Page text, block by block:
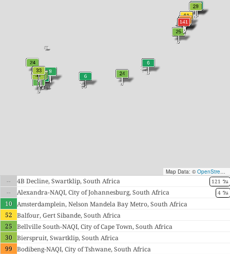
Map Data: © OpenStreetMap contributors
-- 121 วัน
4B Decline, Swartklip, South Africa
--
4 วัน
Alexandra-NAQI, City of Johannesburg, South Africa
10 Amsterdamplein, Nelson Mandela Bay Metro, South Africa
52 Balfour, Gert Sibande, South Africa
25 Bellville South-NAQI, City of Cape Town, South Africa
30 Bierspruit, Swartklip, South Africa
99 Bodibeng-NAQI, City of Tshwane, South Africa